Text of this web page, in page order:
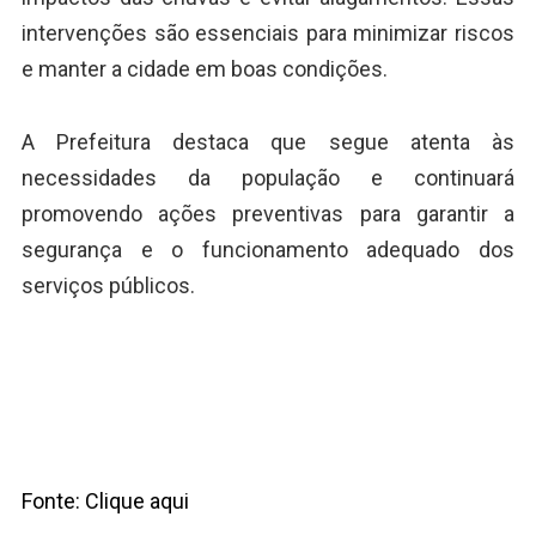
intervenções são essenciais para minimizar riscos
e manter a cidade em boas condições.
A Prefeitura destaca que segue atenta às
necessidades da população e continuará
promovendo ações preventivas para garantir a
segurança e o funcionamento adequado dos
serviços públicos.
Fonte: Clique aqui